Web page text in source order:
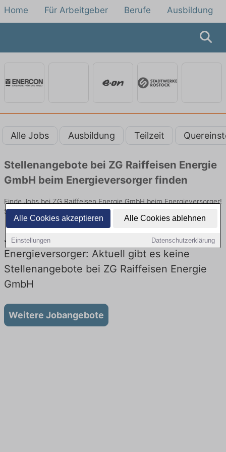
Alle Cookies akzeptieren Alle Cookies ablehnen
Einstellungen Datenschutzerklärung
Home Für Arbeitgeber Berufe Ausbildung
Alle Jobs Ausbildung Teilzeit
Stellenangebote bei ZG Raiffeisen Energie
GmbH beim Energieversorger finden
Finde Jobs bei ZG Raiffeisen Energie GmbH beim Energieversorger!
Stellen in Technik. Jetzt bewerben!
Jobs bei ZG Raiffeisen Energie GmbH beim
Energieversorger: Aktuell gibt es keine
Stellenangebote bei ZG Raiffeisen Energie
GmbH
Weitere Jobangebote